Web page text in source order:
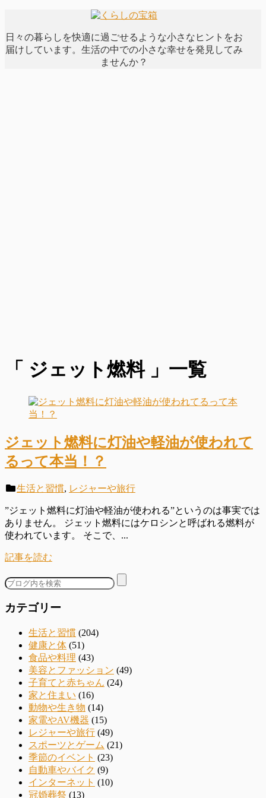
日々の暮らしを快適に過ごせるような小さなヒントをお
届けしています。生活の中での小さな幸せを発見してみ
ませんか？
「 ジェット燃料 」一覧
ジェット燃料に灯油や軽油が使われて
るって本当！？
生活と習慣, レジャーや旅行
”ジェット燃料に灯油や軽油が使われる”というのは事実では
ありません。 ジェット燃料にはケロシンと呼ばれる燃料が
使われています。 そこで、...
記事を読む
カテゴリー
生活と習慣 (204)
健康と体 (51)
食品や料理 (43)
美容とファッション (49)
子育てと赤ちゃん (24)
家と住まい (16)
動物や生き物 (14)
家電やAV機器 (15)
レジャーや旅行 (49)
スポーツとゲーム (21)
季節のイベント (23)
自動車やバイク (9)
インターネット (10)
冠婚葬祭 (13)